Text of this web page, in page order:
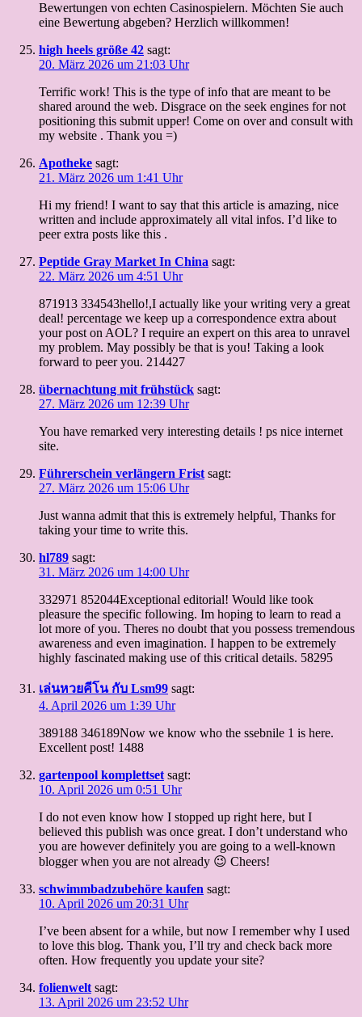
Bewertungen von echten Casinospielern. Möchten Sie auch
eine Bewertung abgeben? Herzlich willkommen!
high heels größe 42 sagt:
20. März 2026 um 21:03 Uhr
Terrific work! This is the type of info that are meant to be
shared around the web. Disgrace on the seek engines for not
positioning this submit upper! Come on over and consult with
my website . Thank you =)
Apotheke sagt:
21. März 2026 um 1:41 Uhr
Hi my friend! I want to say that this article is amazing, nice
written and include approximately all vital infos. I’d like to
peer extra posts like this .
Peptide Gray Market In China sagt:
22. März 2026 um 4:51 Uhr
871913 334543hello!,I actually like your writing very a great
deal! percentage we keep up a correspondence extra about
your post on AOL? I require an expert on this area to unravel
my problem. May possibly be that is you! Taking a look
forward to peer you. 214427
übernachtung mit frühstück sagt:
27. März 2026 um 12:39 Uhr
You have remarked very interesting details ! ps nice internet
site.
Führerschein verlängern Frist sagt:
27. März 2026 um 15:06 Uhr
Just wanna admit that this is extremely helpful, Thanks for
taking your time to write this.
hl789 sagt:
31. März 2026 um 14:00 Uhr
332971 852044Exceptional editorial! Would like took
pleasure the specific following. Im hoping to learn to read a
lot more of you. Theres no doubt that you possess tremendous
awareness and even imagination. I happen to be extremely
highly fascinated making use of this critical details. 58295
เล่นหวยคีโน กับ Lsm99 sagt:
4. April 2026 um 1:39 Uhr
389188 346189Now we know who the ssebnile 1 is here.
Excellent post! 1488
gartenpool komplettset sagt:
10. April 2026 um 0:51 Uhr
I do not even know how I stopped up right here, but I
believed this publish was once great. I don’t understand who
you are however definitely you are going to a well-known
blogger when you are not already 😉 Cheers!
schwimmbadzubehöre kaufen sagt:
10. April 2026 um 20:31 Uhr
I’ve been absent for a while, but now I remember why I used
to love this blog. Thank you, I’ll try and check back more
often. How frequently you update your site?
folienwelt sagt:
13. April 2026 um 23:52 Uhr